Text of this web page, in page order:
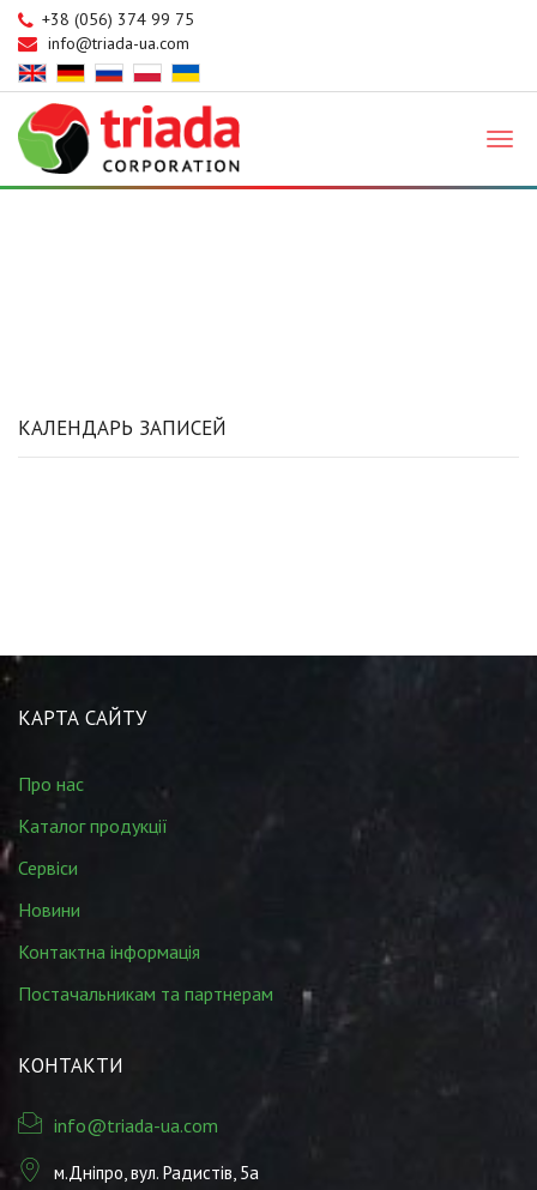
+38 (056) 374 99 75
info@triada-ua.com
КАЛЕНДАРЬ ЗАПИСЕЙ
КАРТА САЙТУ
Про нас
Каталог продукції
Сервіси
Новини
Контактна інформація
Постачальникам та партнерам
КОНТАКТИ
info@triada-ua.com
м.Дніпро, вул. Радистів, 5а